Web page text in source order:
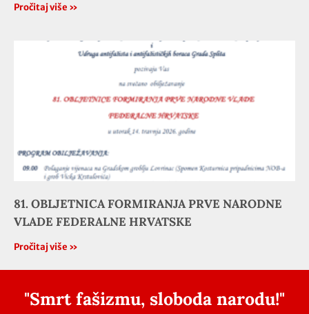
Pročitaj više »
81. OBLJETNICA FORMIRANJA PRVE NARODNE
VLADE FEDERALNE HRVATSKE
Pročitaj više »
"Smrt fašizmu, sloboda narodu!"